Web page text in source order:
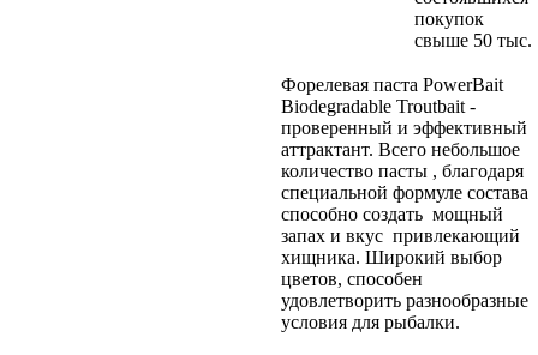
покупок
свыше 50 тыс.
Форелевая паста PowerBait
Biodegradable Troutbait -
проверенный и эффективный
аттрактант. Всего небольшое
количество пасты , благодаря
специальной формуле состава
способно создать мощный
запах и вкус привлекающий
хищника. Широкий выбор
цветов, способен
удовлетворить разнообразные
условия для рыбалки.